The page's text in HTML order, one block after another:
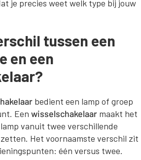
je precies weet welk type bij jouw
tussen een
en een
bedient een lamp of groep
Een wisselschakelaar maakt het
vanuit twee verschillende
Het voornaamste verschil zit
één versus twee.